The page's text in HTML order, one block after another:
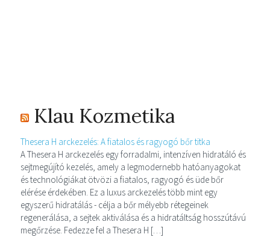
Klau Kozmetika
Thesera H arckezelés: A fiatalos és ragyogó bőr titka
A Thesera H arckezelés egy forradalmi, intenzíven hidratáló és
sejtmegújító kezelés, amely a legmodernebb hatóanyagokat
és technológiákat ötvözi a fiatalos, ragyogó és üde bőr
elérése érdekében. Ez a luxus arckezelés több mint egy
egyszerű hidratálás - célja a bőr mélyebb rétegeinek
regenerálása, a sejtek aktiválása és a hidratáltság hosszútávú
megőrzése. Fedezze fel a Thesera H […]